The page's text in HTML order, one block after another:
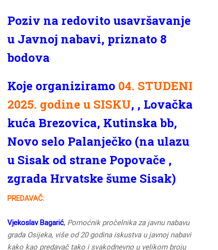
Poziv na redovito usavršavanje
u Javnoj nabavi, priznato 8
bodova
Koje organiziramo 04. STUDENI
2025. godine u SISKU, , Lovačka
kuća Brezovica, Kutinska bb,
Novo selo Palanječko (na ulazu
u Sisak od strane Popovače ,
zgrada Hrvatske šume Sisak)
PREDAVAČ:
Vjekoslav Bagarić, Pomoćnik pročelnika za javnu nabavu
grada Osijeka, više od 20 godina iskustva u javnoj nabavi
kako kao predavač tako i svakodnevno u velikom broju